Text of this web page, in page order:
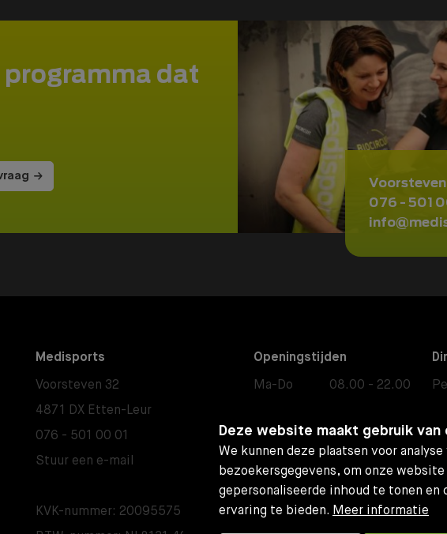
Deze website maakt gebruik van
We kunnen deze plaatsen voor analyse
bezoekersgegevens, om onze
gepersonaliseerde inhoud te tonen en
ervaring te bieden. Meer informatie
076 - 501
programma dat
Medisports
Voorsteven 32
4871 DX Etten-Leur
076 - 501 00 01
Stuur een e-mail
KVK-nummer: 20095575
Openingstijden
Ma-Do
08.00 - 22.00
Zaterdag
08.00 - 13.00
Aangepaste Openingstijden